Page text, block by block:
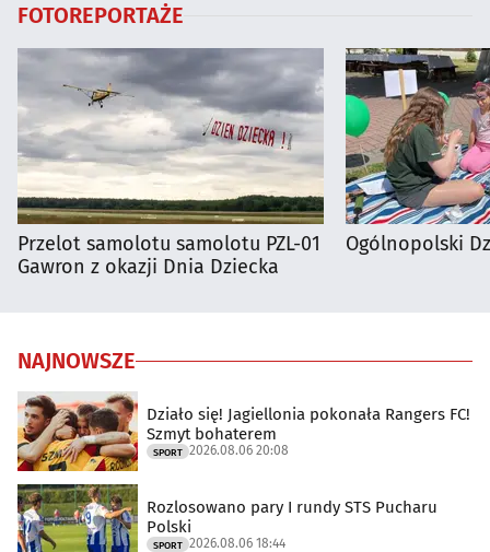
FOTOREPORTAŻE
Przelot samolotu samolotu PZL-01
Gawron z okazji Dnia Dziecka
Ogólnopolski
NAJNOWSZE
Działo się! Jagiellonia pokonała Rangers FC!
Szmyt bohaterem
SPORT 2026.08.06 20:08
Rozlosowano pary I rundy STS Pucharu
Polski
SPORT 2026.08.06 18:44